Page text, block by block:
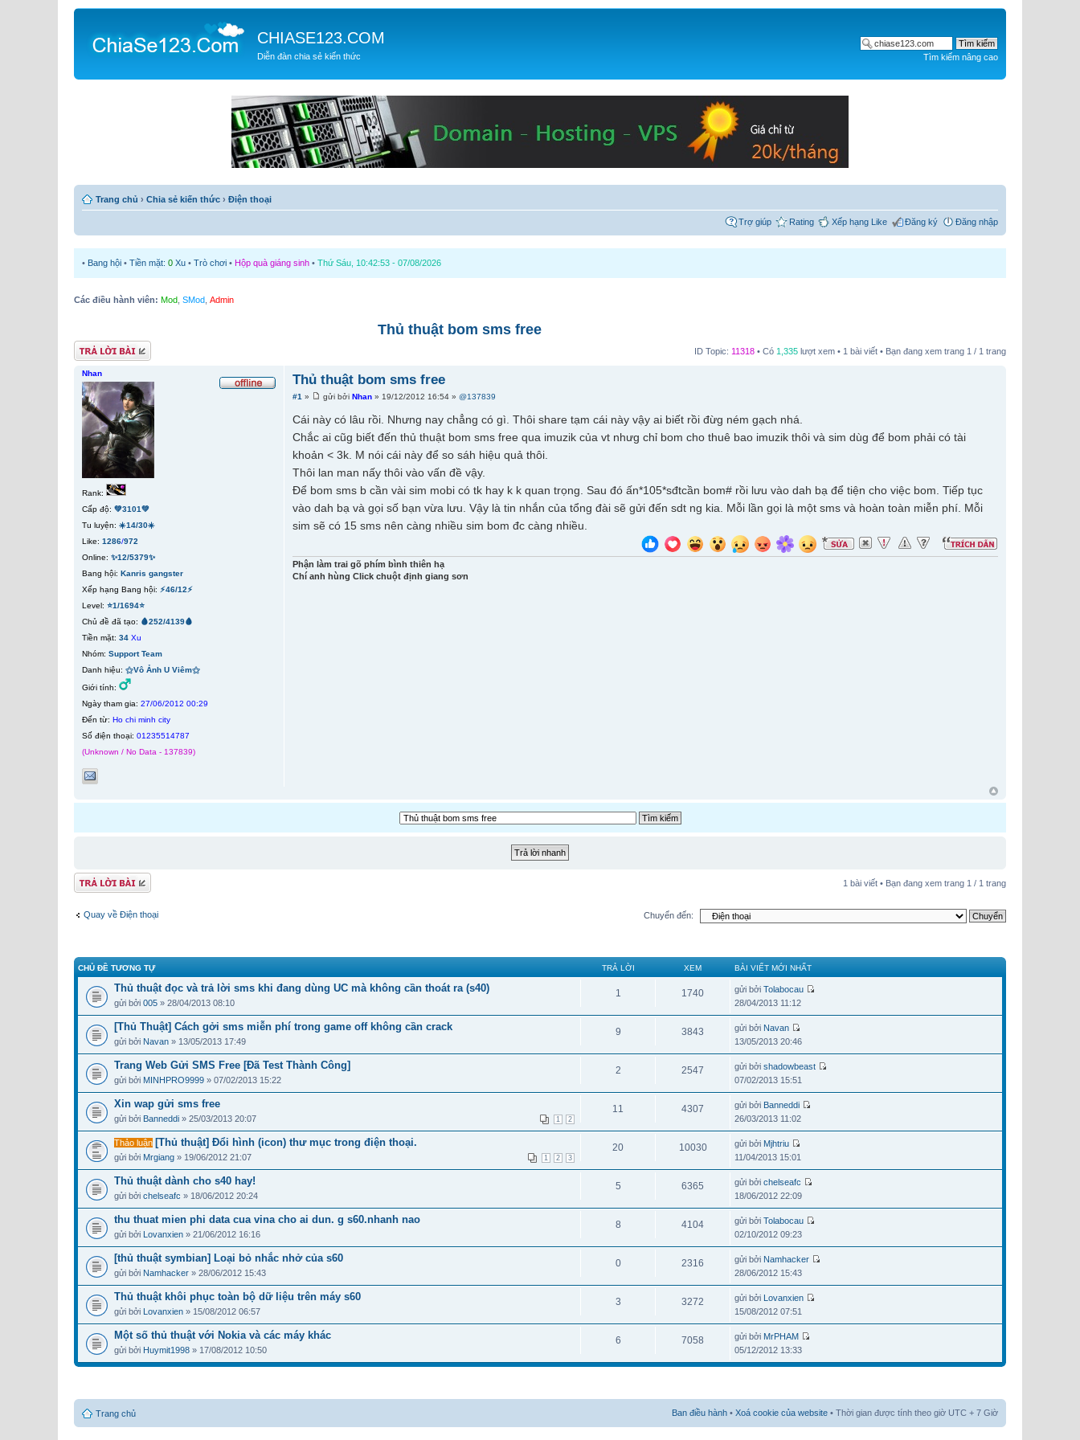
CHIASE123.COM
Diễn đàn chia sẻ kiến thức Tìm kiếm nâng cao
Trang chủ › Chia sẻ kiến thức › Điện thoại
Trợ giúp Rating Xếp hạng Like Đăng ký Đăng nhập
• Bang hội • Tiền mặt: 0 Xu • Trò chơi • Hộp quà giáng sinh • Thứ Sáu, 10:42:53 - 07/08/2026
Các điều hành viên: Mod SMod Admin
Thủ thuật bom sms free
Gửi bài trả lời ID Topic: 11318 • Có 1,335 lượt xem • 1 bài viết • Bạn đang xem trang 1 / 1 trang
Thủ thuật bom sms free
#1 » gửi bởiNhan » 19/12/2012 16:54 »@137839
Cái này có lâu rồi. Nhưng nay chẳng có gì. Thôi share tạm cái này vậy ai biết rồi đừg ném gạch nhá.
Chắc ai cũg biết đến thủ thuật bom sms free qua imuzik của vt nhưg chỉ bom cho thuê bao imuzik thôi và sim dùg để bom phải có tài
khoản < 3k. M nói cái này để so sáh hiệu quả thôi.
Thôi lan man nấy thôi vào vấn đề vậy.
Để bom sms b cần vài sim mobi có tk hay k k quan trọng. Sau đó ấn*105*sđtcần bom# rồi lưu vào dah bạ để tiện cho việc bom. Tiếp tục
vào dah bạ và gọi số bạn vừa lưu. Vậy là tin nhắn của tổng đài sẽ gửi đến sdt ng kia. Mỗi lần gọi là một sms và hoàn toàn miễn phí. Mỗi
sim sẽ có 15 sms nên càng nhiều sim bom đc càng nhiều.
Phận làm trai gõ phím bình thiên hạ
Chí anh hùng Click chuột định giang sơn
Nhan
Rank:
Cấp độ: 💚3101💚
Tu luyện: ☀️14/30☀️
Like: 1286/972
Online: ✨12/5379✨
Bang hội: Kanris gangster
Xếp hạng Bang hội: ⚡46/12⚡
Level: ⭐1/1694⭐
Chủ đề đã tạo: 🩸252/4139🩸
Tiền mặt: 34 Xu
Nhóm: Support Team
Danh hiệu: ⚝Vô Ảnh U Viêm⚝
Giới tính:
Ngày tham gia: 27/06/2012 00:29
Đến từ: Ho chi minh city
Số điện thoại: 01235514787
(Unknown / No Data - 137839)
Gửi bài trả lời 1 bài viết • Bạn đang xem trang 1 / 1 trang
Quay về Điện thoại Chuyển đến:
CHỦ ĐỀ TƯƠNG TỰ TRẢ LỜI XEM BÀI VIẾT MỚI NHẤT
Thủ thuật đọc và trả lời sms khi đang dùng UC mà không cần thoát ra (s40)
gửi bởi 005 » 28/04/2013 08:10
1 1740 gửi bởi Tolabocau
28/04/2013 11:12
[Thủ Thuật] Cách gởi sms miễn phí trong game off không cần crack
gửi bởi Navan » 13/05/2013 17:49
9 3843 gửi bởi Navan
13/05/2013 20:46
Trang Web Gửi SMS Free [Đã Test Thành Công]
gửi bởi MINHPRO9999 » 07/02/2013 15:22
2 2547 gửi bởi shadowbeast
07/02/2013 15:51
Xin wap gửi sms free
1 2
gửi bởi Banneddi » 25/03/2013 20:07
11 4307 gửi bởi Banneddi
26/03/2013 11:02
Thảo luận [Thủ thuật] Đổi hình (icon) thư mục trong điện thoại.
1 2 3
gửi bởi Mrgiang » 19/06/2012 21:07
20 10030 gửi bởi Mjhtriu
11/04/2013 15:01
Thủ thuật dành cho s40 hay!
gửi bởi chelseafc » 18/06/2012 20:24
5 6365 gửi bởi chelseafc
18/06/2012 22:09
thu thuat mien phi data cua vina cho ai dun. g s60.nhanh nao
gửi bởi Lovanxien » 21/06/2012 16:16
8 4104 gửi bởi Tolabocau
02/10/2012 09:23
[thủ thuật symbian] Loại bỏ nhắc nhở của s60
gửi bởi Namhacker » 28/06/2012 15:43
0 2316 gửi bởi Namhacker
28/06/2012 15:43
Thủ thuật khôi phục toàn bộ dữ liệu trên máy s60
gửi bởi Lovanxien » 15/08/2012 06:57
3 3272 gửi bởi Lovanxien
15/08/2012 07:51
Một số thủ thuật với Nokia và các máy khác
gửi bởi Huymit1998 » 17/08/2012 10:50
6 7058 gửi bởi MrPHAM
05/12/2012 13:33
Trang chủ Ban điều hành • Xoá cookie của website • Thời gian được tính theo giờ UTC + 7 Giờ